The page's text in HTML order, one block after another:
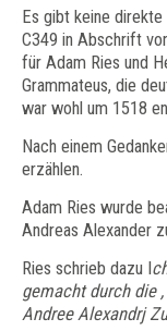
Es gibt keine
C349 in Abschrift
für Adam Ries und
Grammateus, die
war wohl um 1518
Nach einem
erzählen.
​Adam Ries wurde
Andreas Alexander
Ries schrieb dazu I
gemacht durch die
Andree Alexandrj